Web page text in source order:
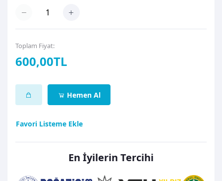
Toplam Fiyat:
600,00TL
Hemen Al
Favori Listeme Ekle
En İyilerin Tercihi